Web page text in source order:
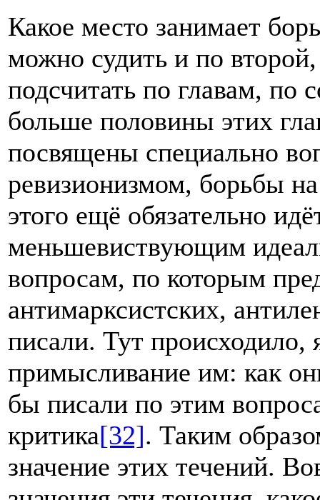
Какое место занимает
можно судить и по
подсчитать по главам,
больше половины этих
посвящены специально
ревизионизмом, борьбы
этого ещё обязательно
меньшевиствующим
вопросам, по которым
антимарксистских,
писали. Тут происходило,
примысливание им: как
бы писали по этим
критика[32]. Таким
значение этих течений.